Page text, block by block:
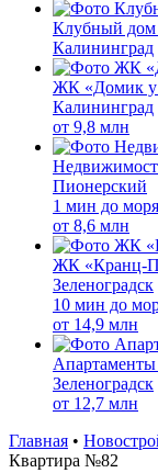
Клубный
Калининград
ЖК «Домик у
Калининград
от 9,8 млн
Пионерский
1 мин до моря
от 8,6 млн
ЖК «Кранц-
Зеленоградск
10 мин до
от 14,9 млн
Апартаменты
Зеленоградск
от 12,7 млн
Главная •
Квартира №82